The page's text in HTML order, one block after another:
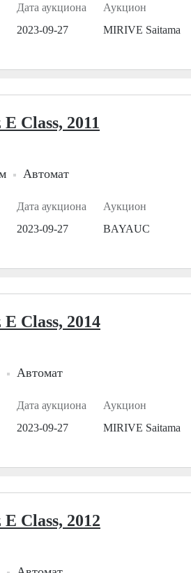
Дата аукциона
2023-09-27
Аукцион
MIRIVE Saitama
Class, 2011
Автомат
Дата аукциона
2023-09-27
Аукцион
BAYAUC
Class, 2014
Автомат
Дата аукциона
2023-09-27
Аукцион
MIRIVE Saitama
Class, 2012